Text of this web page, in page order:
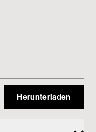
Herunterladen